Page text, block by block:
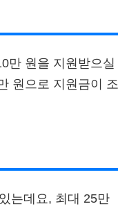
만 원을 지원받으실
원으로 지원금이 조
는데요, 최대 25만